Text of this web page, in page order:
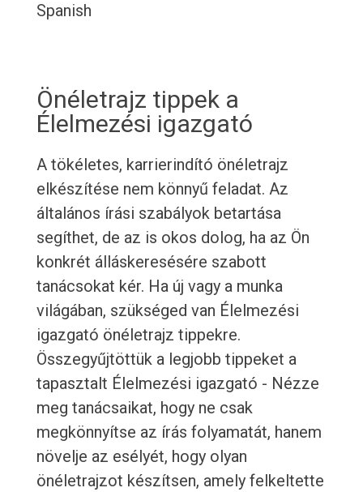
Spanish
Önéletrajz tippek a
Élelmezési igazgató
A tökéletes, karrierindító önéletrajz
elkészítése nem könnyű feladat. Az
általános írási szabályok betartása
segíthet, de az is okos dolog, ha az Ön
konkrét álláskeresésére szabott
tanácsokat kér. Ha új vagy a munka
világában, szükséged van Élelmezési
igazgató önéletrajz tippekre.
Összegyűjtöttük a legjobb tippeket a
tapasztalt Élelmezési igazgató - Nézze
meg tanácsaikat, hogy ne csak
megkönnyítse az írás folyamatát, hanem
növelje az esélyét, hogy olyan
önéletrajzot készítsen, amely felkeltette